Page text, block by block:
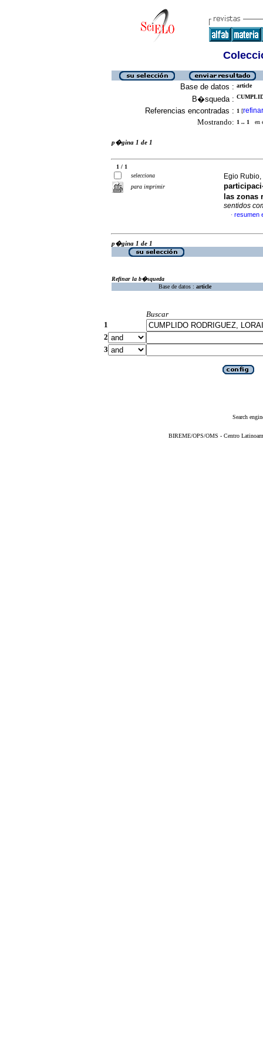
Base de datos : article
B�squeda :
Referencias encontradas : 1 [refinar
Mostrando: 1 .. 1 en
p�gina 1 de 1
1 / 1
selecciona
para imprimir
Egio
las zonas
sentidos
· resumen
p�gina 1 de 1
Refinar la b�squeda
Base de datos : article
Buscar
1
2
3
Search
BIREME/OPS/OMS - Centro